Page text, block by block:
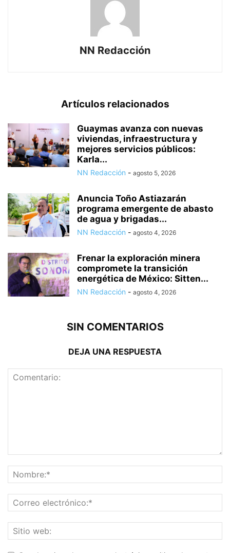
NN Redacción
Artículos relacionados
Guaymas avanza con nuevas
viviendas, infraestructura y
mejores servicios públicos:
Karla...
NN Redacción - agosto 5, 2026
Anuncia Toño Astiazarán
programa emergente de abasto
de agua y brigadas...
NN Redacción - agosto 4, 2026
Frenar la exploración minera
compromete la transición
energética de México: Sitten...
NN Redacción - agosto 4, 2026
SIN COMENTARIOS
DEJA UNA RESPUESTA